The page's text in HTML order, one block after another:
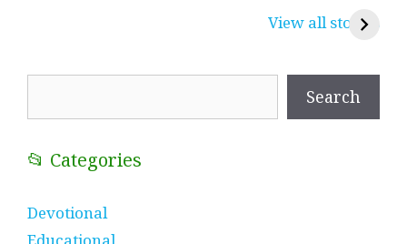
View all stories
रामसा पीर, रुणेचा रा
Search
📂 Categories
Devotional